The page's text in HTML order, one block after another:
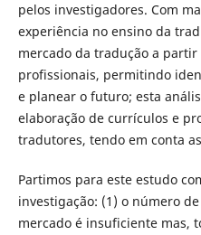
pelos investigadores. Com
experiência no ensino da
mercado da tradução a
profissionais, permitindo
e planear o futuro; esta
elaboração de currículos e
tradutores, tendo em conta
Partimos para este estudo
investigação: (1) o número
mercado é insuficiente mas,